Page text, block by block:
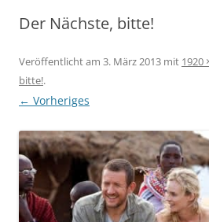
Der Nächste, bitte!
Veröffentlicht am 3. März 2013 mit 1920
bitte!.
← Vorheriges